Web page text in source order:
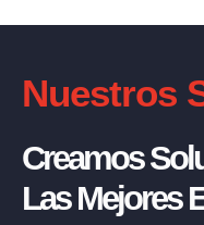
Nuestros
Creamos
Las Mejores